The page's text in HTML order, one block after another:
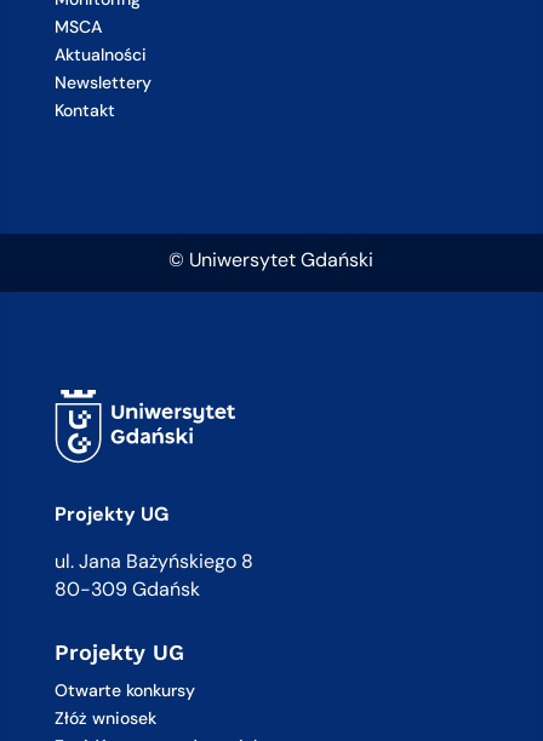
MSCA
Aktualności
Newslettery
Kontakt
© Uniwersytet Gdański
Projekty UG
ul. Jana Bażyńskiego 8
80-309 Gdańsk
Projekty UG
Otwarte konkursy
Złóż wniosek